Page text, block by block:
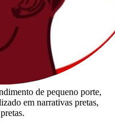
de pequeno porte,
em narrativas pretas,